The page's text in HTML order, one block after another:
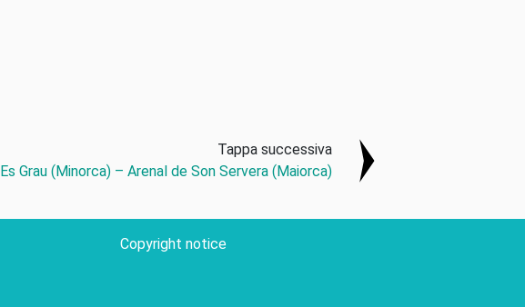
Tappa successiva
Es Grau (Minorca) – Arenal de Son Servera (Maiorca)
Copyright notice